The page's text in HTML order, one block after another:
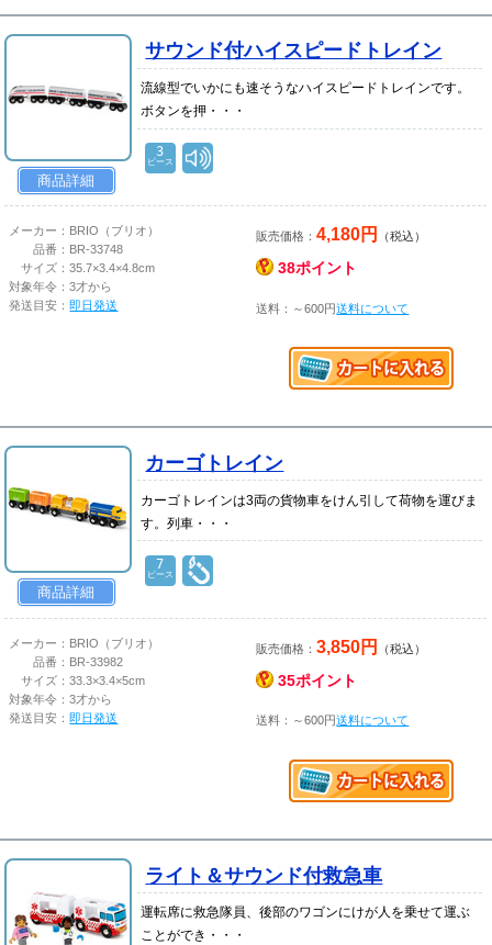
商品詳細
サウンド付ハイスピードトレイン
流線型でいかにも速そうなハイスピードトレインです。
ボタンを押・・・
3
ピース
メーカー： BRIO（ブリオ）
品番： BR-33748
サイズ：35.7×3.4×4.8cm
対象年令：3才から
発送目安： 即日発送
販売価格：4,180円 （税込）
38ポイント
送料：～600円送料について
商品詳細
カーゴトレイン
カーゴトレインは3両の貨物車をけん引して荷物を運びま
す。列車・・・
7
ピース
メーカー： BRIO（ブリオ）
品番： BR-33982
サイズ：33.3×3.4×5cm
対象年令：3才から
発送目安：即日発送
販売価格：3,850円 （税込）
35ポイント
送料：～600円送料について
ライト＆サウンド付救急車
運転席に救急隊員、後部のワゴンにけが人を乗せて運ぶ
ことができ・・・